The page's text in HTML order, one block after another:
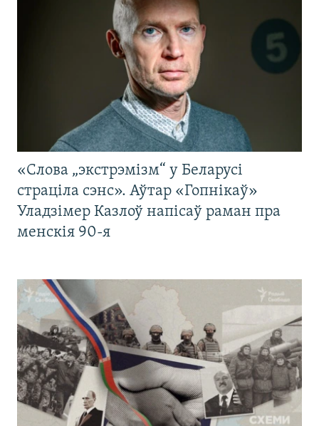
«Слова „экстрэмізм“ у Беларусі
страціла сэнс». Аўтар «Гопнікаў»
Уладзімер Казлоў напісаў раман пра
менскія 90-я